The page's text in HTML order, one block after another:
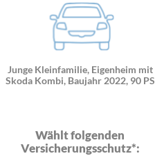
Junge Kleinfamilie, Eigenheim mit
Skoda Kombi, Baujahr 2022, 90 PS
Wählt folgenden
Versicherungsschutz*: